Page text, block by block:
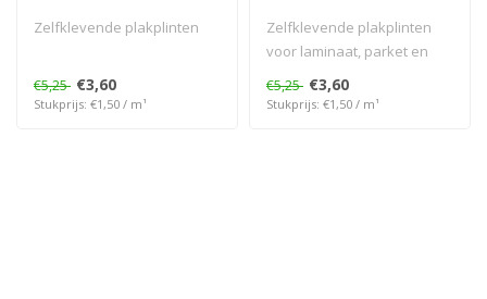
Zelfklevende plakplinten
€5,25 €3,60
Stukprijs: €1,50 / m¹
Zelfklevende plakplinten
voor laminaat, parket en
PVC vloeren..
€5,25 €3,60
Stukprijs: €1,50 / m¹